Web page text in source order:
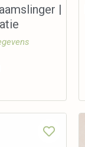
|